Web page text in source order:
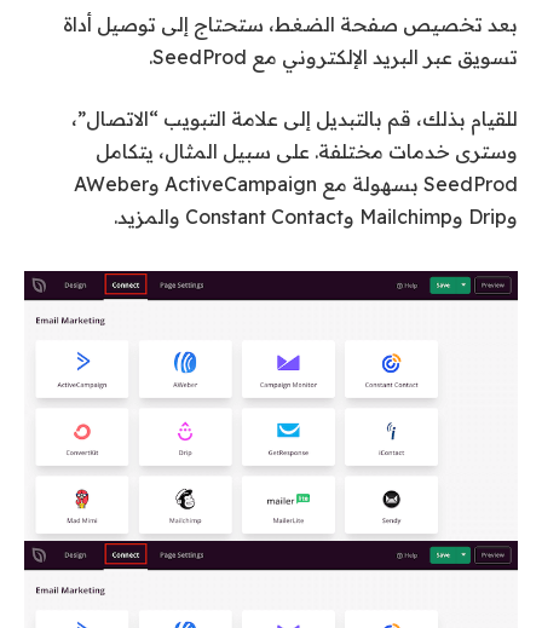
بعد تخصيص صفحة الضغط، ستحتاج إلى توصيل أداة
تسويق عبر البريد الإلكتروني مع SeedProd.
للقيام بذلك، قم بالتبديل إلى علامة التبويب “الاتصال”،
وسترى خدمات مختلفة. على سبيل المثال، يتكامل
SeedProd بسهولة مع ActiveCampaign وAWeber
وDrip وMailchimp وConstant Contact والمزيد.